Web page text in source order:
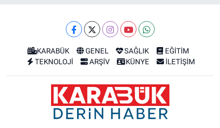
KARABÜK GENEL SAĞLIK
EĞİTİM
TEKNOLOJİ
ARŞİV KÜNYE İLETİŞİM